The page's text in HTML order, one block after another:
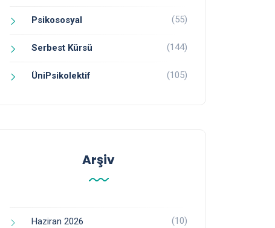
Psikososyal (55)
Serbest Kürsü (144)
ÜniPsikolektif (105)
Arşiv
Haziran 2026 (10)